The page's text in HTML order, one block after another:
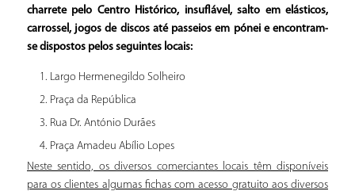
charrete pelo Centro Histórico, insuflável, salto em elásticos,
carrossel, jogos de discos até passeios em pónei e encontram-
se dispostos pelos seguintes locais:
Largo Hermenegildo Solheiro
Praça da República
Rua Dr. António Durães
Praça Amadeu Abílio Lopes
Neste sentido, os diversos comerciantes locais têm disponíveis
para os clientes algumas fichas com acesso gratuito aos diversos